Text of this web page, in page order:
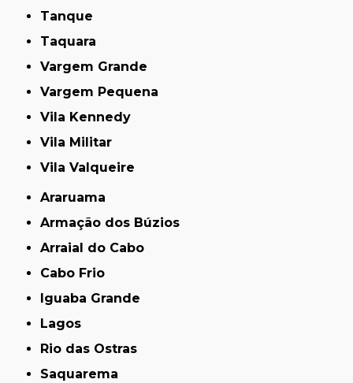
Tanque
Taquara
Vargem Grande
Vargem Pequena
Vila Kennedy
Vila Militar
Vila Valqueire
Araruama
Armação dos Búzios
Arraial do Cabo
Cabo Frio
Iguaba Grande
Lagos
Rio das Ostras
Saquarema